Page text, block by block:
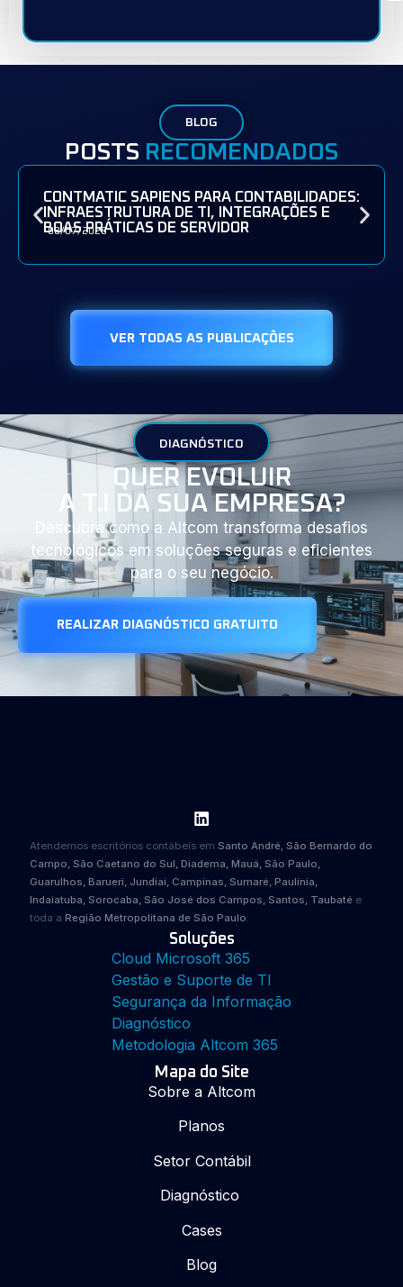
BLOG
POSTS RECOMENDADOS
CONTMATIC SAPIENS PARA CONTABILIDADES:
INFRAESTRUTURA DE TI, INTEGRAÇÕES E
BOAS PRÁTICAS DE SERVIDOR
08/07/2026
VER TODAS AS PUBLICAÇÕES
DIAGNÓSTICO
QUER EVOLUIR
A T.I DA SUA EMPRESA?
Descubra como a Altcom transforma desafios
tecnológicos em soluções seguras e eficientes
para o seu negócio.
REALIZAR DIAGNÓSTICO GRATUITO
Atendemos escritórios contábeis em Santo André, São Bernardo do
Campo, São Caetano do Sul, Diadema, Mauá, São Paulo,
Guarulhos, Barueri, Jundiaí, Campinas, Sumaré, Paulínia,
Indaiatuba, Sorocaba, São José dos Campos, Santos, Taubaté e
toda a Região Metropolitana de São Paulo.
Soluções
Cloud Microsoft 365
Gestão e Suporte de TI
Segurança da Informação
Diagnóstico
Metodologia Altcom 365
Mapa do Site
Sobre a Altcom
Planos
Setor Contábil
Diagnóstico
Cases
Blog